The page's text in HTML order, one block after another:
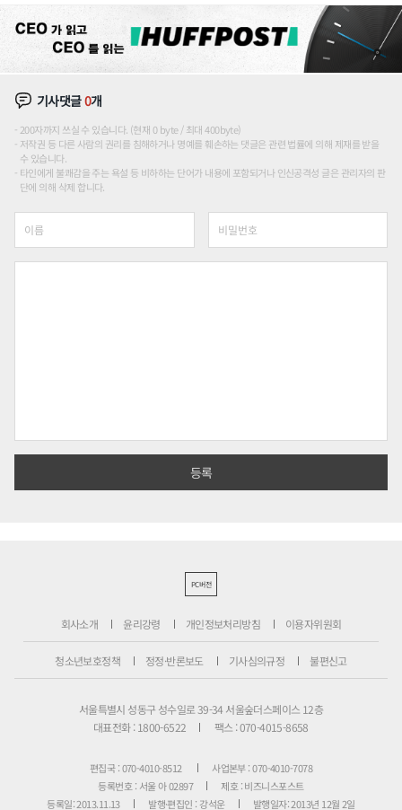
기사댓글0개
200자까지 쓰실 수 있습니다. (현재 0 byte / 최대 400byte)
저작권 등 다른 사람의 권리를 침해하거나 명예를 훼손하는 댓글은 관련 법률에 의해 제재를 받을
수 있습니다.
타인에게 불쾌감을 주는 욕설 등 비하하는 단어가 내용에 포함되거나 인신공격성 글은 관리자의 판
단에 의해 삭제 합니다.
PC버전
회사소개 윤리강령 개인정보처리방침 이용자위원회
청소년보호정책 정정·반론보도 기사심의규정 불편신고
서울특별시 성동구 성수일로 39-34 서울숲더스페이스 12층
대표전화 : 1800-6522
팩스 : 070-4015-8658
편집국 : 070-4010-8512
사업본부 : 070-4010-7078
등록번호 : 서울 아 02897
제호 : 비즈니스포스트
등록일: 2013.11.13
발행·편집인 : 강석운 발행일자: 2013년 12월 2일